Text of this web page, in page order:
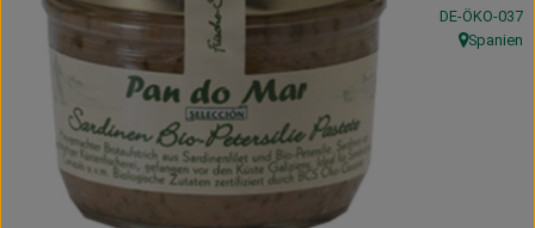
Kühltheke
Vorratskammer
Getränke
Haus, Garten & Co.
,DE-ÖKO-037
, Herkunft:
Spanien